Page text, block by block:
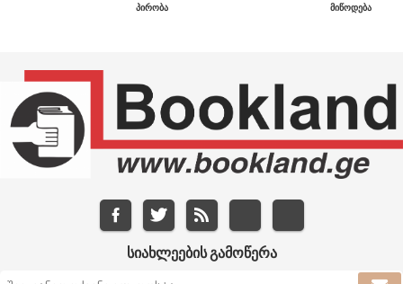
ᲞᲘᲠᲝᲑᲐ
ᲛᲘᲬᲝᲓᲔᲑᲐ
ᲡᲘᲐᲮᲚᲔᲔᲑᲘᲡ ᲒᲐᲛᲝᲬᲔᲠᲐ